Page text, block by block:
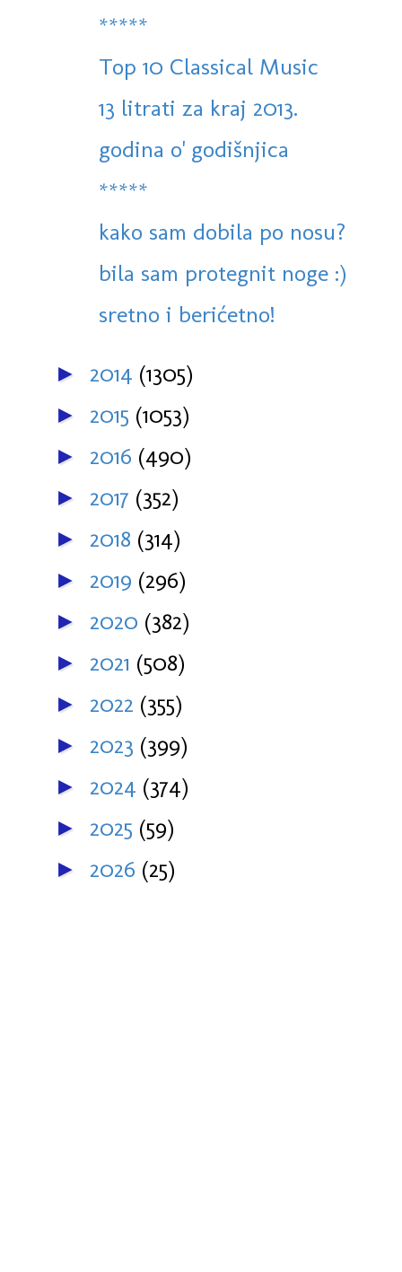
*****
Top 10 Classical Music
13 litrati za kraj 2013.
godina o' godišnjica
*****
kako sam dobila po nosu?
bila sam protegnit noge :)
sretno i berićetno!
► 2014 (1305)
► 2015 (1053)
► 2016 (490)
► 2017 (352)
► 2018 (314)
► 2019 (296)
► 2020 (382)
► 2021 (508)
► 2022 (355)
► 2023 (399)
► 2024 (374)
► 2025 (59)
► 2026 (25)